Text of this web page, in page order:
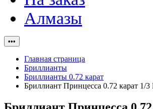
Алмазы
•••
Главная страница
Бриллианты
Бриллианты 0.72 карат
Бриллиант Принцесса 0.72 карат 1/